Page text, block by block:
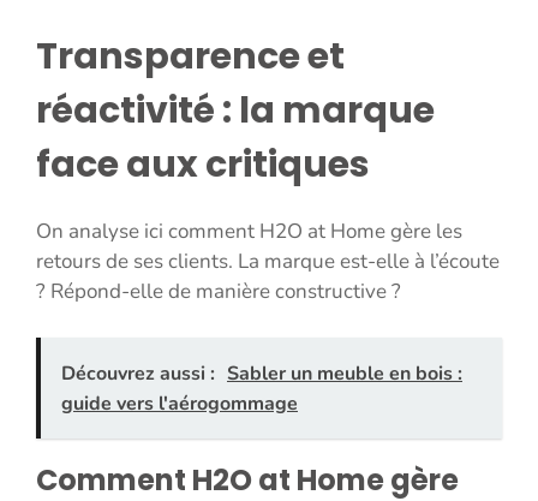
Transparence et
réactivité : la marque
face aux critiques
On analyse ici comment H2O at Home gère les
retours de ses clients. La marque est-elle à l’écoute
? Répond-elle de manière constructive ?
Découvrez aussi : Sabler un meuble en bois :
guide vers l'aérogommage
Comment H2O at Home gère